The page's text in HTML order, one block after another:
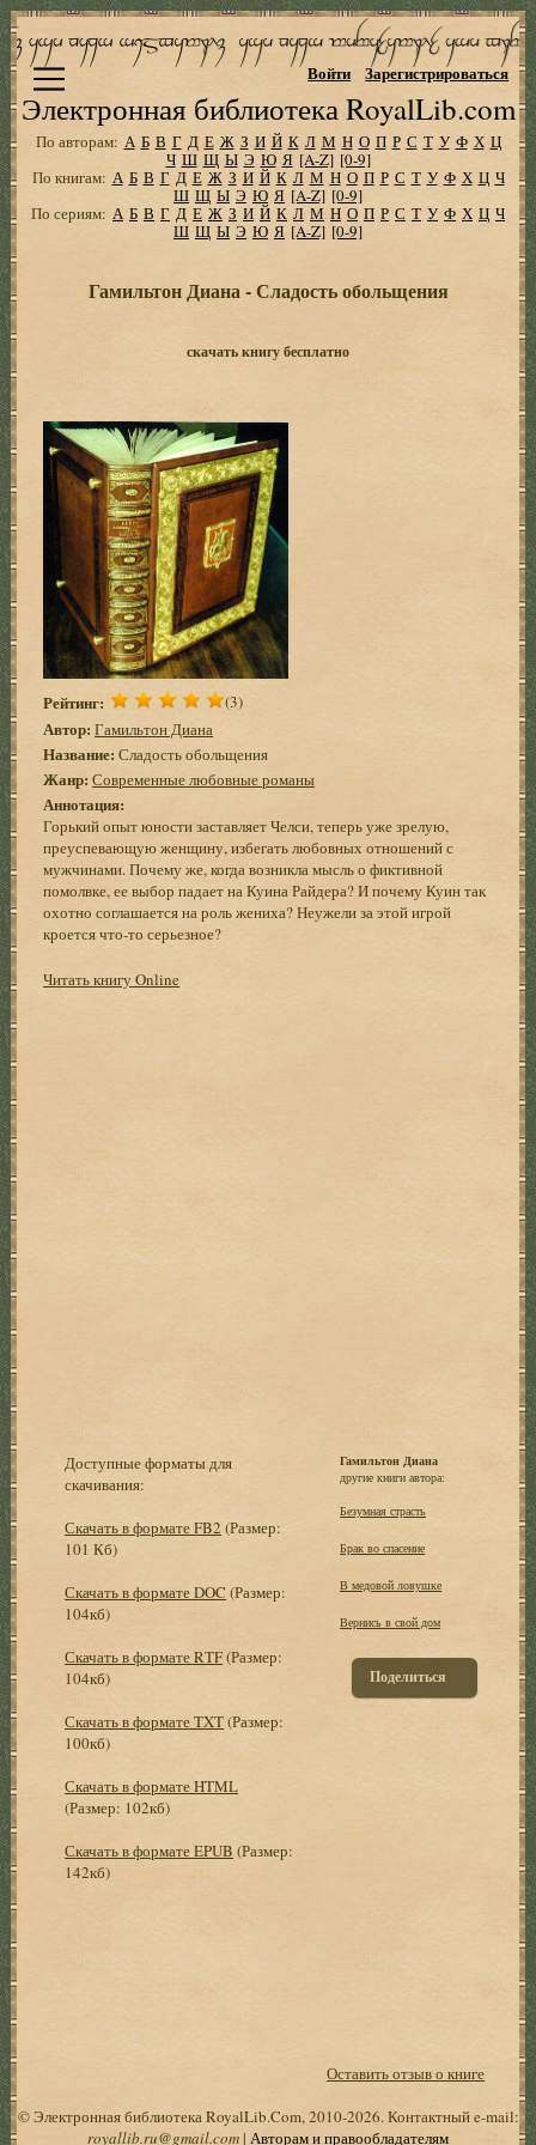
Электронная библиотека RoyalLib.com
Войти Зарегистрироваться
По авторам: А Б В Г Д Е Ж З И Й К Л М Н О П Р С Т У Ф Х Ц
Ч Ш Щ Ы Э Ю Я [A-Z] [0-9]
По книгам: А Б В Г Д Е Ж З И Й К Л М Н О П Р С Т У Ф Х Ц Ч
Ш Щ Ы Э Ю Я [A-Z] [0-9]
По сериям: А Б В Г Д Е Ж З И Й К Л М Н О П Р С Т У Ф Х Ц Ч
Ш Щ Ы Э Ю Я [A-Z] [0-9]
Гамильтон Диана - Сладость обольщения
скачать книгу бесплатно
Рейтинг: (3)
Автор: Гамильтон Диана
Название: Сладость обольщения
Жанр: Современные любовные романы
Аннотация:
Горький опыт юности заставляет Челси, теперь уже зрелую,
преуспевающую женщину, избегать любовных отношений с
мужчинами. Почему же, когда возникла мысль о фиктивной
помолвке, ее выбор падает на Куина Райдера? И почему Куин так
охотно соглашается на роль жениха? Неужели за этой игрой
кроется что-то серьезное?
Читать книгу Online
Доступные форматы для
скачивания:
Скачать в формате FB2 (Размер:
101 Кб)
Скачать в формате DOC (Размер:
104кб)
Скачать в формате RTF(Размер:
104кб)
Скачать в формате TXT(Размер:
100кб)
Скачать в формате HTML
(Размер: 102кб)
Скачать в формате EPUB (Размер:
142кб)
Гамильтон Диана
другие книги автора:
Безумная страсть
Брак во спасение
В медовой ловушке
Вернись в свой дом
Поделиться
Оставить отзыв о книге
© Электронная библиотека RoyalLib.Com, 2010-2026. Контактный e-mail:
royallib.ru@gmail.com| Авторам и правообладателям